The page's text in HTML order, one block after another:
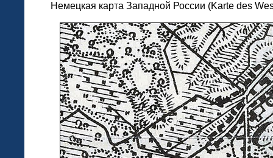
Немецкая карта Западной России (Karte des